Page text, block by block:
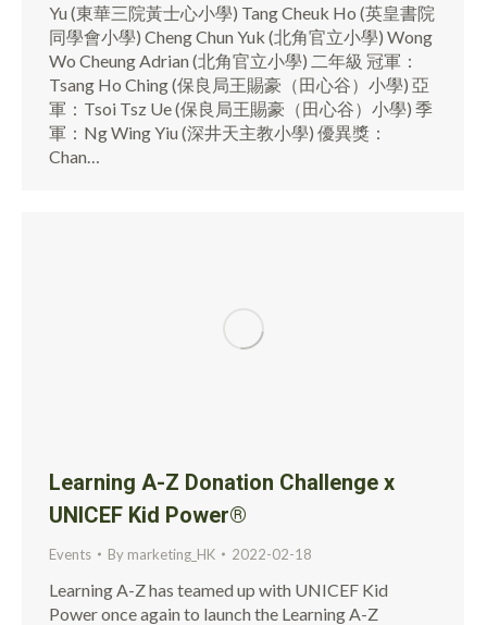
Yu (東華三院黃士心小學) Tang Cheuk Ho (英皇書院
同學會小學) Cheng Chun Yuk (北角官立小學) Wong
Wo Cheung Adrian (北角官立小學) 二年級 冠軍：
Tsang Ho Ching (保良局王賜豪（田心谷）小學) 亞
軍：Tsoi Tsz Ue (保良局王賜豪（田心谷）小學) 季
軍：Ng Wing Yiu (深井天主教小學) 優異獎：
Chan…
Learning A-Z Donation Challenge x
UNICEF Kid Power®
Events By marketing_HK 2022-02-18
Learning A-Z has teamed up with UNICEF Kid
Power once again to launch the Learning A-Z